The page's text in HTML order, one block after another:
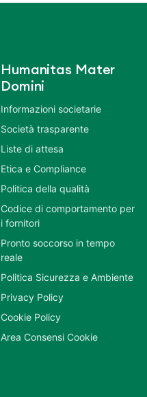
Humanitas Mater
Domini
Informazioni societarie
Società trasparente
Liste di attesa
Etica e Compliance
Politica della qualità
Codice di comportamento per
i fornitori
Pronto soccorso in tempo
reale
Politica Sicurezza e Ambiente
Privacy Policy
Cookie Policy
Area Consensi Cookie